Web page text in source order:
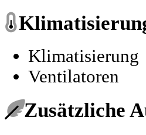
Klimatisierung
Ventilatoren
Zusätzliche